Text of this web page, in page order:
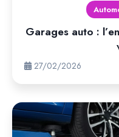
Garages auto :
27/02/2026